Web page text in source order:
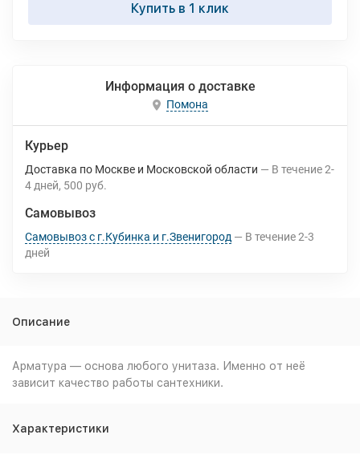
Купить в 1 клик
Информация о доставке
Помона
Курьер
Доставка по Москве и Московской области В течение2-
4 дней 500 руб.
Самовывоз
Самовывоз с г.Кубинка и г.Звенигород В течение2-3
дней
Описание
Арматура — основа любого унитаза. Именно от неё
зависит качество работы сантехники.
Характеристики